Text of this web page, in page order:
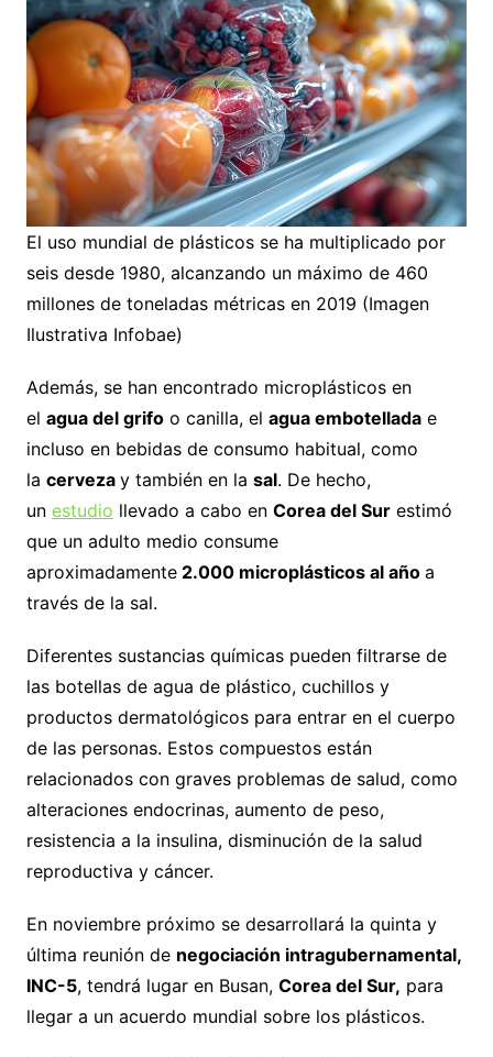
El uso mundial de plásticos se ha multiplicado por
seis desde 1980, alcanzando un máximo de 460
millones de toneladas métricas en 2019 (Imagen
Ilustrativa Infobae)
Además, se han encontrado microplásticos en
el agua del grifoo canilla, el agua embotelladae
incluso en bebidas de consumo habitual, como
la cerveza y también en la sal. De hecho,
un estudio llevado a cabo en Corea del Surestimó
que un adulto medio consume
aproximadamente2.000 microplásticos al año a
través de la sal.
Diferentes sustancias químicas pueden filtrarse de
las botellas de agua de plástico, cuchillos y
productos dermatológicos para entrar en el cuerpo
de las personas. Estos compuestos están
relacionados con graves problemas de salud, como
alteraciones endocrinas, aumento de peso,
resistencia a la insulina, disminución de la salud
reproductiva y cáncer.
En noviembre próximo se desarrollará la quinta y
última reunión de negociación intragubernamental,
INC-5, tendrá lugar en Busan, Corea del Sur, para
llegar a un acuerdo mundial sobre los plásticos.